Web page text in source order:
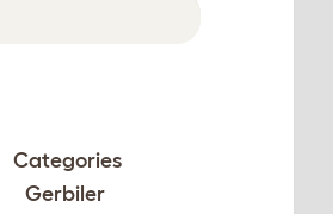
Categories
Gerbiler